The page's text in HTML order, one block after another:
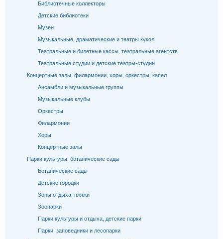
Библиотечные коллекторы
Детские библиотеки
Музеи
Музыкальные, драматические и театры кукол
Театральные и билетные кассы, театральные агентств
Театральные студии и детские театры-студии
Концертные залы, филармонии, хоры, оркестры, капел
Ансамбли и музыкальные группы
Музыкальные клубы
Оркестры
Филармонии
Хоры
Концертные залы
Парки культуры, ботанические сады
Ботанические сады
Детские городки
Зоны отдыха, пляжи
Зоопарки
Парки культуры и отдыха, детские парки
Парки, заповедники и лесопарки